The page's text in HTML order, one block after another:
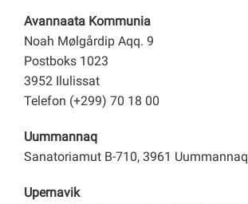
Avannaata Kommunia
Noah Mølgårdip Aqq. 9
Postboks 1023
3952 Ilulissat
Telefon (+299) 70 18 00
Uummannaq
Sanatoriamut B-710, 3961 Uummannaq
Upernavik